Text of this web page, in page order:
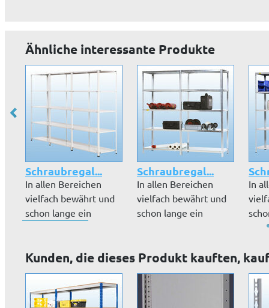
Ähnliche interessante Produkte
Schraubregal...
In allen Bereichen
vielfach bewährt und
schon lange ein
Schraubregal...
In allen Bereichen
vielfach bewährt und
schon lange ein
In
Kunden, die dieses Produkt kauften,